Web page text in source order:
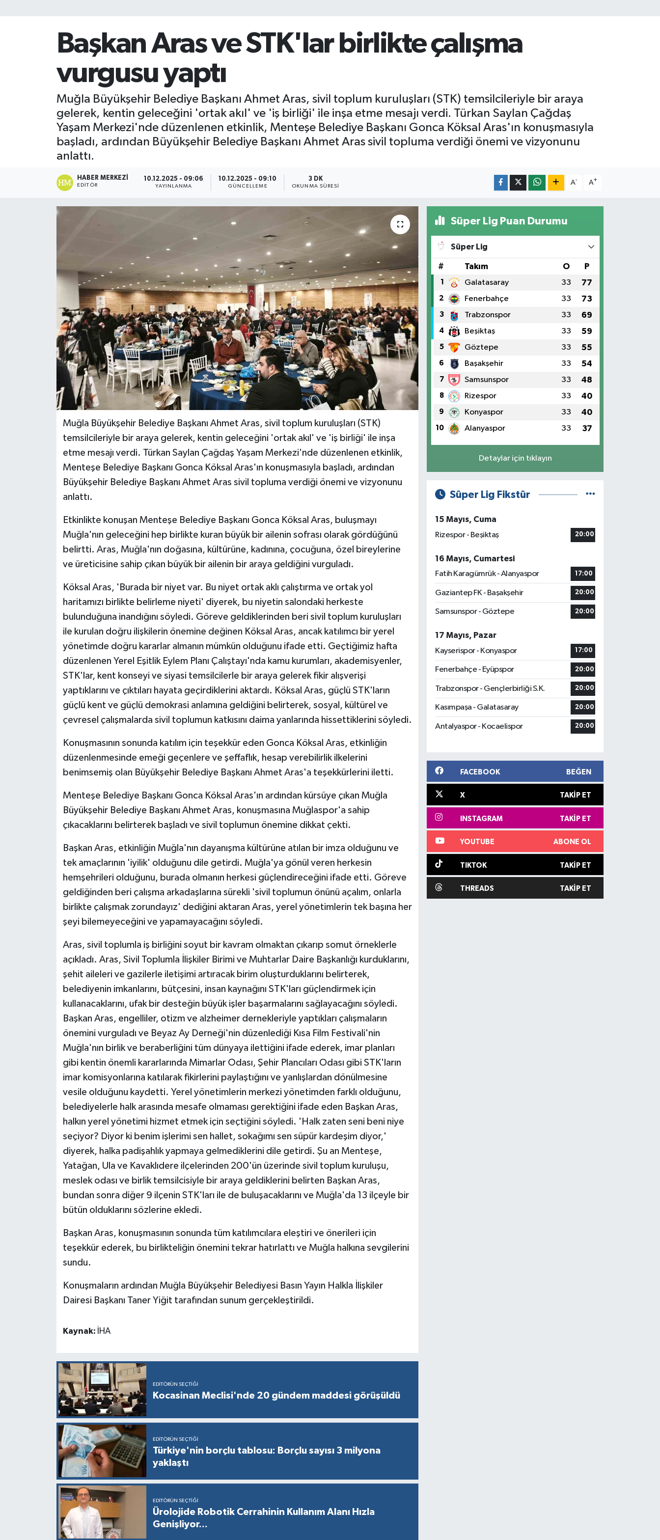
Başkan Aras ve STK'lar birlikte çalışma
vurgusu yaptı
Muğla Büyükşehir Belediye Başkanı Ahmet Aras, sivil toplum kuruluşları (STK) temsilcileriyle bir araya
gelerek, kentin geleceğini 'ortak akıl' ve 'iş birliği' ile inşa etme mesajı verdi. Türkan Saylan Çağdaş
Yaşam Merkezi'nde düzenlenen etkinlik, Menteşe Belediye Başkanı Gonca Köksal Aras'ın konuşmasıyla
başladı, ardından Büyükşehir Belediye Başkanı Ahmet Aras sivil topluma verdiği önemi ve vizyonunu
anlattı.
HABER MERKEZI
EDITÖR
10.12.2025 - 09:06
YAYINLANMA
10.12.2025 - 09:10
GÜNCELLEME
3 DK
OKUNMA SÜRESI
A- A+
Muğla Büyükşehir Belediye Başkanı Ahmet Aras, sivil toplum kuruluşları (STK)
temsilcileriyle bir araya gelerek, kentin geleceğini 'ortak akıl' ve 'iş birliği' ile inşa
etme mesajı verdi. Türkan Saylan Çağdaş Yaşam Merkezi'nde düzenlenen etkinlik,
Menteşe Belediye Başkanı Gonca Köksal Aras'ın konuşmasıyla başladı, ardından
Büyükşehir Belediye Başkanı Ahmet Aras sivil topluma verdiği önemi ve vizyonunu
anlattı.
Etkinlikte konuşan Menteşe Belediye Başkanı Gonca Köksal Aras, buluşmayı
Muğla'nın geleceğini hep birlikte kuran büyük bir ailenin sofrası olarak gördüğünü
belirtti. Aras, Muğla'nın doğasına, kültürüne, kadınına, çocuğuna, özel bireylerine
ve üreticisine sahip çıkan büyük bir ailenin bir araya geldiğini vurguladı.
Köksal Aras, 'Burada bir niyet var. Bu niyet ortak aklı çalıştırma ve ortak yol
haritamızı birlikte belirleme niyeti' diyerek, bu niyetin salondaki herkeste
bulunduğuna inandığını söyledi. Göreve geldiklerinden beri sivil toplum kuruluşları
ile kurulan doğru ilişkilerin önemine değinen Köksal Aras, ancak katılımcı bir yerel
yönetimde doğru kararlar almanın mümkün olduğunu ifade etti. Geçtiğimiz hafta
düzenlenen Yerel Eşitlik Eylem Planı Çalıştayı'nda kamu kurumları, akademisyenler,
STK'lar, kent konseyi ve siyasi temsilcilerle bir araya gelerek fikir alışverişi
yaptıklarını ve çıktıları hayata geçirdiklerini aktardı. Köksal Aras, güçlü STK'ların
güçlü kent ve güçlü demokrasi anlamına geldiğini belirterek, sosyal, kültürel ve
çevresel çalışmalarda sivil toplumun katkısını daima yanlarında hissettiklerini söyledi.
Konuşmasının sonunda katılım için teşekkür eden Gonca Köksal Aras, etkinliğin
düzenlenmesinde emeği geçenlere ve şeffaflık, hesap verebilirlik ilkelerini
benimsemiş olan Büyükşehir Belediye Başkanı Ahmet Aras'a teşekkürlerini iletti.
Menteşe Belediye Başkanı Gonca Köksal Aras'ın ardından kürsüye çıkan Muğla
Büyükşehir Belediye Başkanı Ahmet Aras, konuşmasına Muğlaspor'a sahip
çıkacaklarını belirterek başladı ve sivil toplumun önemine dikkat çekti.
Başkan Aras, etkinliğin Muğla'nın dayanışma kültürüne atılan bir imza olduğunu ve
tek amaçlarının 'iyilik' olduğunu dile getirdi. Muğla'ya gönül veren herkesin
hemşehrileri olduğunu, burada olmanın herkesi güçlendireceğini ifade etti. Göreve
geldiğinden beri çalışma arkadaşlarına sürekli 'sivil toplumun önünü açalım, onlarla
birlikte çalışmak zorundayız' dediğini aktaran Aras, yerel yönetimlerin tek başına her
şeyi bilemeyeceğini ve yapamayacağını söyledi.
Aras, sivil toplumla iş birliğini soyut bir kavram olmaktan çıkarıp somut örneklerle
açıkladı. Aras, Sivil Toplumla İlişkiler Birimi ve Muhtarlar Daire Başkanlığı kurduklarını,
şehit aileleri ve gazilerle iletişimi artıracak birim oluşturduklarını belirterek,
belediyenin imkanlarını, bütçesini, insan kaynağını STK'ları güçlendirmek için
kullanacaklarını, ufak bir desteğin büyük işler başarmalarını sağlayacağını söyledi.
Başkan Aras, engelliler, otizm ve alzheimer dernekleriyle yaptıkları çalışmaların
önemini vurguladı ve Beyaz Ay Derneği'nin düzenlediği Kısa Film Festivali'nin
Muğla'nın birlik ve beraberliğini tüm dünyaya ilettiğini ifade ederek, imar planları
gibi kentin önemli kararlarında Mimarlar Odası, Şehir Plancıları Odası gibi STK'ların
imar komisyonlarına katılarak fikirlerini paylaştığını ve yanlışlardan dönülmesine
vesile olduğunu kaydetti. Yerel yönetimlerin merkezi yönetimden farklı olduğunu,
belediyelerle halk arasında mesafe olmaması gerektiğini ifade eden Başkan Aras,
halkın yerel yönetimi hizmet etmek için seçtiğini söyledi. 'Halk zaten seni beni niye
seçiyor? Diyor ki benim işlerimi sen hallet, sokağımı sen süpür kardeşim diyor,'
diyerek, halka padişahlık yapmaya gelmediklerini dile getirdi. Şu an Menteşe,
Yatağan, Ula ve Kavaklıdere ilçelerinden 200'ün üzerinde sivil toplum kuruluşu,
meslek odası ve birlik temsilcisiyle bir araya geldiklerini belirten Başkan Aras,
bundan sonra diğer 9 ilçenin STK'ları ile de buluşacaklarını ve Muğla'da 13 ilçeyle bir
bütün olduklarını sözlerine ekledi.
Başkan Aras, konuşmasının sonunda tüm katılımcılara eleştiri ve önerileri için
teşekkür ederek, bu birlikteliğin önemini tekrar hatırlattı ve Muğla halkına sevgilerini
sundu.
Konuşmaların ardından Muğla Büyükşehir Belediyesi Basın Yayın Halkla İlişkiler
Dairesi Başkanı Taner Yiğit tarafından sunum gerçekleştirildi.
Kaynak: İHA
EDITÖRÜN SEÇTIĞI
Kocasinan Meclisi'nde 20 gündem maddesi görüşüldü
EDITÖRÜN SEÇTIĞI
Türkiye'nin borçlu tablosu: Borçlu sayısı 3 milyona
yaklaştı
EDITÖRÜN SEÇTIĞI
Ürolojide Robotik Cerrahinin Kullanım Alanı Hızla
Genişliyor...
Süper Lig Puan Durumu
Süper Lig
# Takım O P
1 Galatasaray 33 77
2 Fenerbahçe 33 73
3 Trabzonspor 33 69
4 Beşiktaş 33 59
5 Göztepe 33 55
6 Başakşehir 33 54
7 Samsunspor 33 48
8 Rizespor 33 40
9 Konyaspor 33 40
10 Alanyaspor 33 37
Detaylar için tıklayın
Süper Lig Fikstür
15 Mayıs, Cuma
Rizespor - Beşiktaş
20:00
16 Mayıs, Cumartesi
Fatih Karagümrük - Alanyaspor
17:00
Gaziantep FK - Başakşehir 20:00
Samsunspor - Göztepe 20:00
17 Mayıs, Pazar
Kayserispor - Konyaspor
17:00
Fenerbahçe - Eyüpspor 20:00
Trabzonspor - Gençlerbirliği S.K. 20:00
Kasımpaşa - Galatasaray 20:00
Antalyaspor - Kocaelispor 20:00
FACEBOOK BEĞEN
X TAKIP ET
INSTAGRAM TAKIP ET
YOUTUBE ABONE OL
TIKTOK TAKIP ET
THREADS TAKIP ET